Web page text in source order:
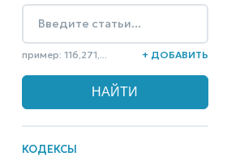
пример: 116,271,... + ДОБАВИТЬ
КОДЕКСЫ